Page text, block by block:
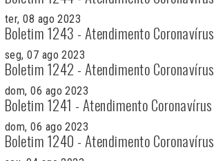
ter, 08 ago 2023
Boletim 1243 - Atendimento Coronavírus
seg, 07 ago 2023
Boletim 1242 - Atendimento Coronavírus
dom, 06 ago 2023
Boletim 1241 - Atendimento Coronavírus
dom, 06 ago 2023
Boletim 1240 - Atendimento Coronavírus